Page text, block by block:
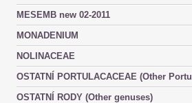
MESEMB new 02-2011
MONADENIUM
NOLINACEAE
OSTATNÍ PORTULACACEAE (Other
OSTATNÍ RODY (Other genuses)